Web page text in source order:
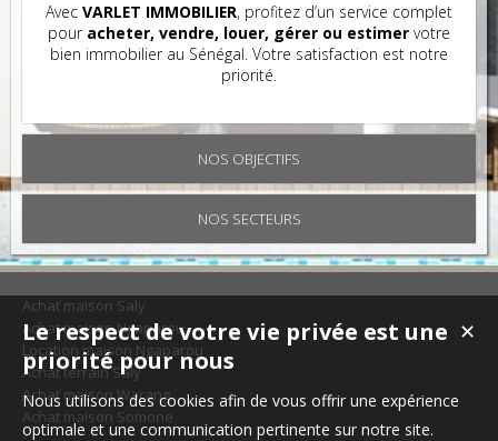
Avec VARLET IMMOBILIER, profitez d’un service complet
pour acheter, vendre, louer, gérer ou estimer votre
bien immobilier au Sénégal. Votre satisfaction est notre
priorité.
NOS OBJECTIFS
NOS SECTEURS
Achat maison Saly
Achat maison Ngaparou
Location maison Ngaparou
Achat terrain Saly
Achat maison Warang
Achat maison Somone
✕
Le respect de votre vie privée est une
priorité pour nous
Nous utilisons des cookies afin de vous offrir une expérience
optimale et une communication pertinente sur notre site.